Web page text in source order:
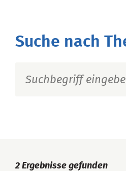
Suche nach
2 Ergebnisse gefunden